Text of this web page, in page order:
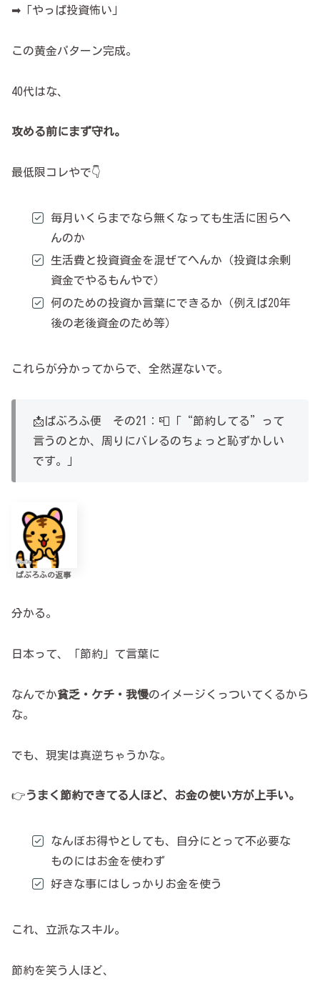
➡「やっぱ投資怖い」
この黄金パターン完成。
40代はな、
攻める前にまず守れ。
最低限コレやで👇
毎月いくらまでなら無くなっても生活に困らへ
んのか
生活費と投資資金を混ぜてへんか（投資は余剰
資金でやるもんやで）
何のための投資か言葉にできるか（例えば20年
後の老後資金のため等）
これらが分かってからで、全然遅ないで。
📩ぱぶろふ便 その21：📮「“節約してる”って
言うのとか、周りにバレるのちょっと恥ずかしい
です。」
ぱぶろふの返事
分かる。
日本って、「節約」て言葉に
なんでか貧乏・ケチ・我慢のイメージくっついてくるから
な。
でも、現実は真逆ちゃうかな。
👉うまく節約できてる人ほど、お金の使い方が上手い。
なんぼお得やとしても、自分にとって不必要な
ものにはお金を使わず
好きな事にはしっかりお金を使う
これ、立派なスキル。
節約を笑う人ほど、